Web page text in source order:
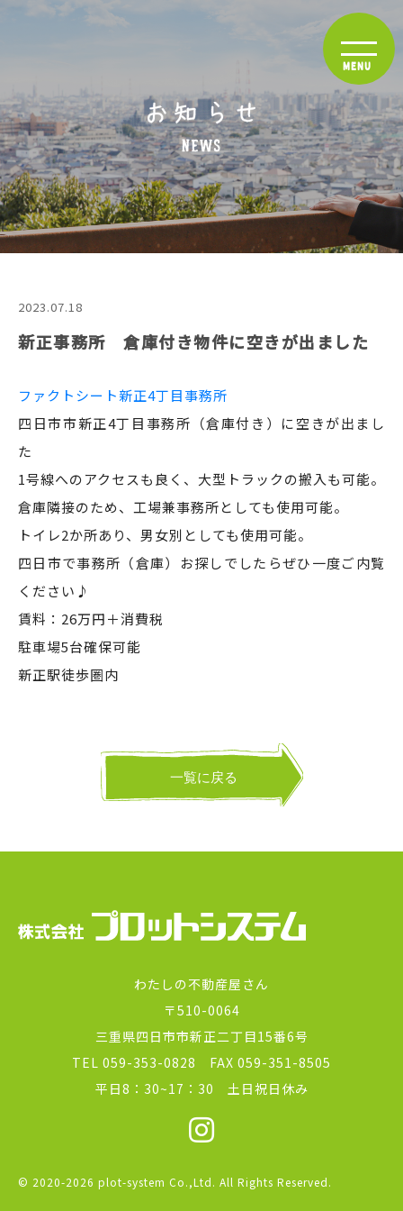
2023.07.18
新正事務所 倉庫付き物件に空きが出ました
ファクトシート新正4丁目事務所
四日市市新正4丁目事務所（倉庫付き）に空きが出まし
た
1号線へのアクセスも良く、大型トラックの搬入も可能。
倉庫隣接のため、工場兼事務所としても使用可能。
トイレ2か所あり、男女別としても使用可能。
四日市で事務所（倉庫）お探しでしたらぜひ一度ご内覧
ください♪
賃料：26万円＋消費税
駐車場5台確保可能
新正駅徒歩圏内
わたしの不動産屋さん
〒510-0064
三重県四日市市新正二丁目15番6号
TEL 059-353-0828 FAX 059-351-8505
平日8：30~17：30 土日祝日休み
© 2020-2026 plot-system Co.,Ltd. All Rights Reserved.